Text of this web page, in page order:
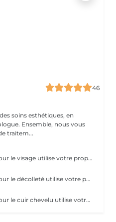
46
soins esthétiques, en
Ensemble, nous vous
traitem...
Le traitement PRP Mélasma pour le visage utilise votre propre plasma riche en plaquettes pour traiter les taches pigmentaires et unifier le teint. Ce soin aide à réduire les imperfections dues au mélasma en stimulant la régénération cellulaire et en améliorant la texture de la peau. Trois séances sont recommandées pour des résultats optimaux. Offrez à votre peau un soin naturel pour retrouver un teint plus éclatant et uniforme
Le traitement PRP Mélasma pour le décolleté utilise votre propre plasma riche en plaquettes pour réduire les taches pigmentaires et uniformiser la peau. Ce soin cible spécifiquement les zones du décolleté affectées par le mélasma, en stimulant la régénération cellulaire pour une peau plus lisse et éclatante. Trois séances sont recommandées pour des résultats optimaux. Offrez à votre décolleté un soin naturel et redonnez-lui luminosité et uniformité.
Le traitement PRP Mélasma pour le cuir chevelu utilise votre propre plasma riche en plaquettes pour stimuler la régénération cellulaire et traiter les taches pigmentaires sur le cuir chevelu. Ce soin aide à améliorer l'apparence de la peau du cuir chevelu, réduisant les irrégularités et favorisant un teint plus uniforme. Trois séances sont conseillées pour des résultats optimaux. Offrez à votre cuir chevelu un soin naturel qui revitalise et uniformise la peau.